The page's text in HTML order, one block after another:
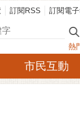
訂閱RSS 訂閱電
熱
市民互動